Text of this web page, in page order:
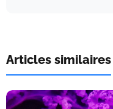
Articles similaires